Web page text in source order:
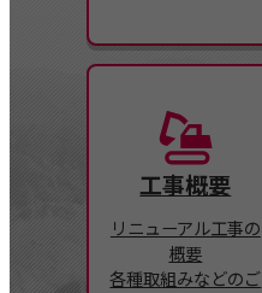
工事概要
リニューアル工事の
概要
各種取組みなどのご